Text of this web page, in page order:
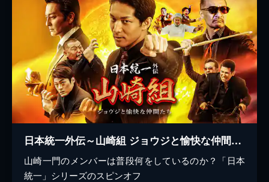
日本統一外伝～山崎組 ジョウジと愉快な仲間たち～
山崎一門のメンバーは普段何をしているのか？「日本
統一」シリーズのスピンオフ